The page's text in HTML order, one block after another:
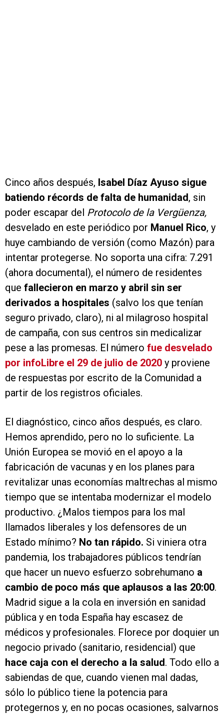
Cinco años después, Isabel Díaz Ayuso sigue
batiendo récords de falta de humanidad, sin
poder escapar del Protocolo de la Vergüenza,
desvelado en este periódico por Manuel Rico, y
huye cambiando de versión (como Mazón) para
intentar protegerse. No soporta una cifra: 7.291
(ahora documental), el número de residentes
que fallecieron en marzo y abril sin ser
derivados a hospitales (salvo los que tenían
seguro privado, claro), ni al milagroso hospital
de campaña, con sus centros sin medicalizar
pese a las promesas. El número fue desvelado
por infoLibre el 29 de julio de 2020 y proviene
de respuestas por escrito de la Comunidad a
partir de los registros oficiales.
El diagnóstico, cinco años después, es claro.
Hemos aprendido, pero no lo suficiente. La
Unión Europea se movió en el apoyo a la
fabricación de vacunas y en los planes para
revitalizar unas economías maltrechas al mismo
tiempo que se intentaba modernizar el modelo
productivo. ¿Malos tiempos para los mal
llamados liberales y los defensores de un
Estado mínimo? No tan rápido. Si viniera otra
pandemia, los trabajadores públicos tendrían
que hacer un nuevo esfuerzo sobrehumano a
cambio de poco más que aplausos a las 20:00.
Madrid sigue a la cola en inversión en sanidad
pública y en toda España hay escasez de
médicos y profesionales. Florece por doquier un
negocio privado (sanitario, residencial) que
hace caja con el derecho a la salud. Todo ello a
sabiendas de que, cuando vienen mal dadas,
sólo lo público tiene la potencia para
protegernos y, en no pocas ocasiones, salvarnos